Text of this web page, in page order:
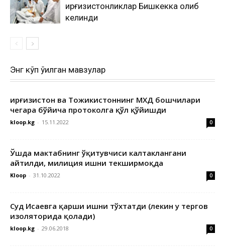
қирғизистонликлар Бишкекка олиб
келинди
Энг кўп ўқилган мавзулар
Қирғизистон ва Тожикистоннинг МХДҚ бошчилари
чегара бўйича протоколга қўл қўйишди
kloop.kg - 15.11.2022 0
Ўшда мактабнинг ўқитувчиси калтаклангани
айтилди, милиция ишни текширмоқда
Kloop - 31.10.2022 0
Суд Исаевга қарши ишни тўхтатди (лекин у тергов
изоляторида қолади)
kloop.kg - 29.06.2018 0